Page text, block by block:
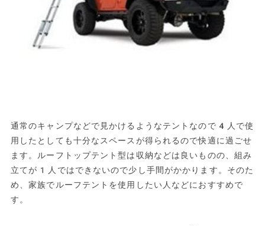
通常のキャンプなどで見かけるようなテントなので4人で使
用したとしても十分なスペースが得られるので快適に過ごせ
ます。ルーフトップテント型は収納などは良いものの、組み
立てが1人ではできないので少し手間がかかります。そのた
め、家族でルーフテントを使用したい人などにおすすめで
す。